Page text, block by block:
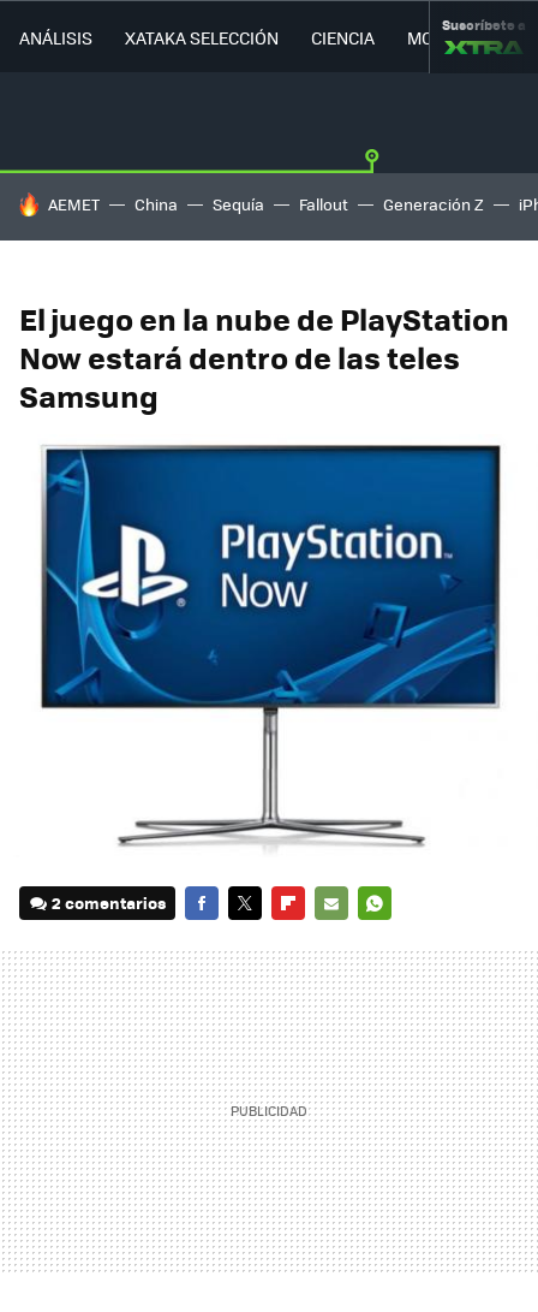
ANÁLISIS XATAKA SELECCIÓN CIENCIA MOVILIDAD
Suscríbete a
HOY SE HABLA DE
AEMET China Sequía Fallout Generación Z
El juego en la nube de PlayStation
Now estará dentro de las teles
Samsung
2 comentarios
MAIL